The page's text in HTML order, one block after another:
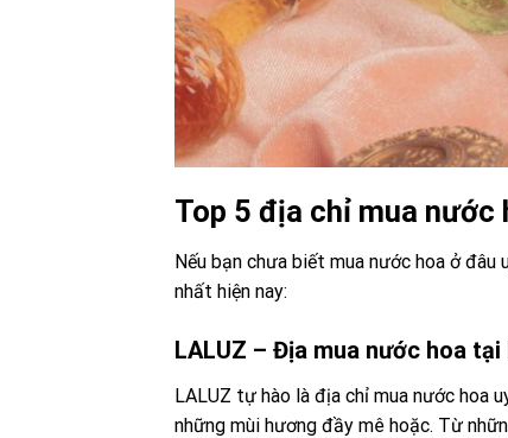
Top 5 địa chỉ mua
Nếu bạn chưa biết mua nước hoa ở
nhất hiện nay:
LALUZ – Địa mua nước hoa
LALUZ tự hào là địa chỉ mua nước hoa
những mùi hương đầy mê hoặc. Từ